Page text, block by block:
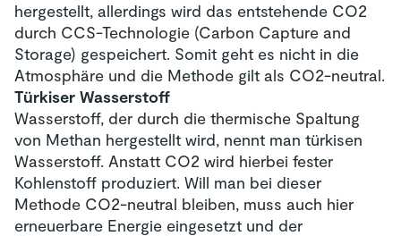
hergestellt, allerdings wird das entstehende CO2
durch CCS-Technologie (Carbon Capture and
Storage) gespeichert. Somit geht es nicht in die
Atmosphäre und die Methode gilt als CO2-neutral.
Türkiser Wasserstoff
Wasserstoff, der durch die thermische Spaltung
von Methan hergestellt wird, nennt man türkisen
Wasserstoff. Anstatt CO2 wird hierbei fester
Kohlenstoff produziert. Will man bei dieser
Methode CO2-neutral bleiben, muss auch hier
erneuerbare Energie eingesetzt und der